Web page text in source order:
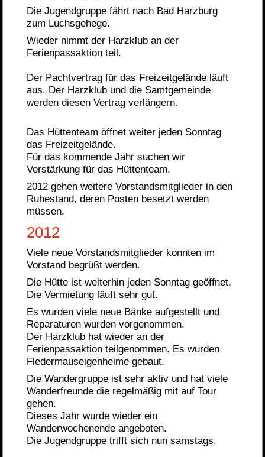
Die Jugendgruppe fährt nach Bad Harzburg
zum Luchsgehege.
Wieder nimmt der Harzklub an der
Ferienpassaktion teil.
Der Pachtvertrag für das Freizeitgelände läuft
aus. Der Harzklub und die Samtgemeinde
werden diesen Vertrag verlängern.
Das Hüttenteam öffnet weiter jeden Sonntag
das Freizeitgelände.
Für das kommende Jahr suchen wir
Verstärkung für das Hüttenteam.
2012 gehen weitere Vorstandsmitglieder in den
Ruhestand, deren Posten besetzt werden
müssen.
2012
Viele neue Vorstandsmitglieder konnten im
Vorstand begrüßt werden.
Die Hütte ist weiterhin jeden Sonntag geöffnet.
Die Vermietung läuft sehr gut.
Es wurden viele neue Bänke aufgestellt und
Reparaturen wurden vorgenommen.
Der Harzklub hat wieder an der
Ferienpassaktion teilgenommen. Es wurden
Fledermauseigenheime gebaut.
Die Wandergruppe ist sehr aktiv und hat viele
Wanderfreunde die regelmäßig mit auf Tour
gehen.
Dieses Jahr wurde wieder ein
Wanderwochenende angeboten.
Die Jugendgruppe trifft sich nun samstags.